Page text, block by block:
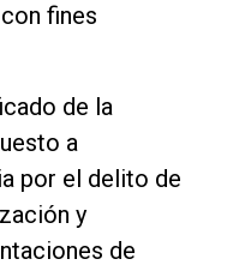
fines
de la
a
por el delito de
y
de